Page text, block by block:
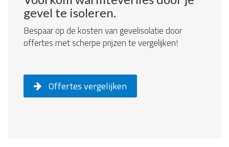
gevel te isoleren.
Bespaar op de kosten van gevelisolatie door
offertes met scherpe prijzen te vergelijken!
Offertes vergelijken